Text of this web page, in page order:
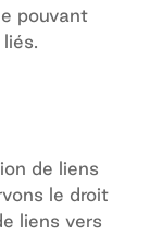
pouvant
de liens
le droit
liens vers